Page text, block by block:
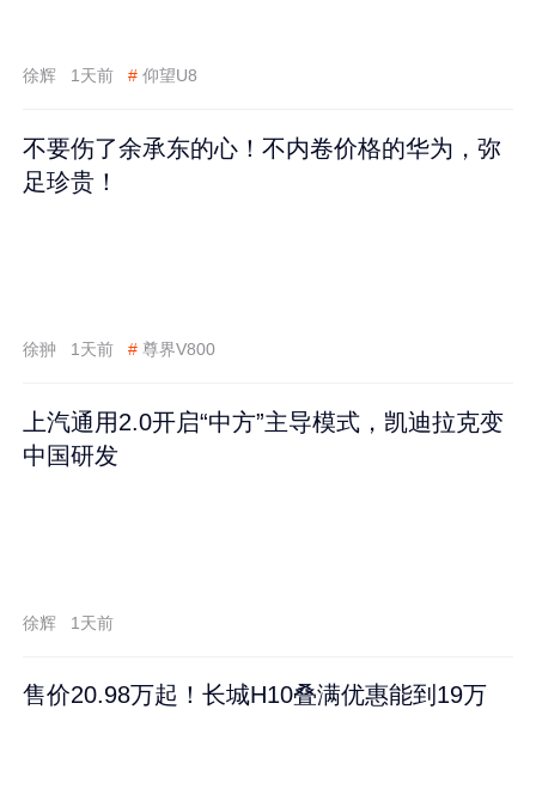
徐辉 1天前 # 仰望U8
不要伤了余承东的心！不内卷价格的华为，弥
足珍贵！
徐翀 1天前 # 尊界V800
上汽通用2.0开启“中方”主导模式，凯迪拉克变
中国研发
徐辉 1天前
售价20.98万起！长城H10叠满优惠能到19万